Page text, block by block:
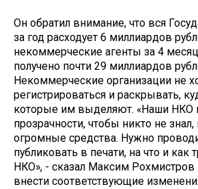
Он обратил внимание, что вся
за год расходует 6 миллиардов
некоммерческие агенты за 4
получено почти 29 миллиардов
Некоммерческие организации не
регистрироваться и раскрывать,
которые им выделяют. «Наши НКО
прозрачности, чтобы никто не знал,
огромные средства. Нужно
публиковать в печати, на что и как
НКО», - сказал Максим
внести соответствующие